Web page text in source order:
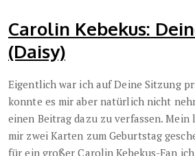
Carolin Kebekus:
(Daisy)
Eigentlich war ich auf Deine Sitzung
konnte es mir aber natürlich nicht
einen Beitrag dazu zu verfassen.
mir zwei Karten zum Geburtstag
für ein großer Carolin Kebekus-Fan